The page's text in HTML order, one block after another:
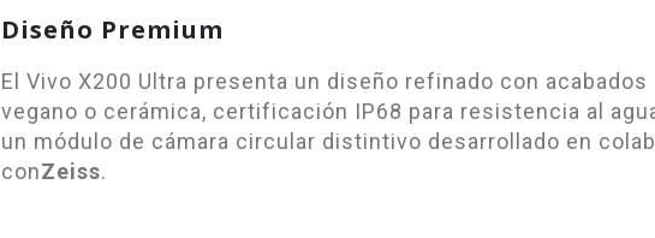
Diseño Premium
El Vivo X200 Ultra presenta un diseño refinado con
vegano o cerámica, certificación IP68 para resistencia al
un módulo de cámara circular distintivo desarrollado en
conZeiss.